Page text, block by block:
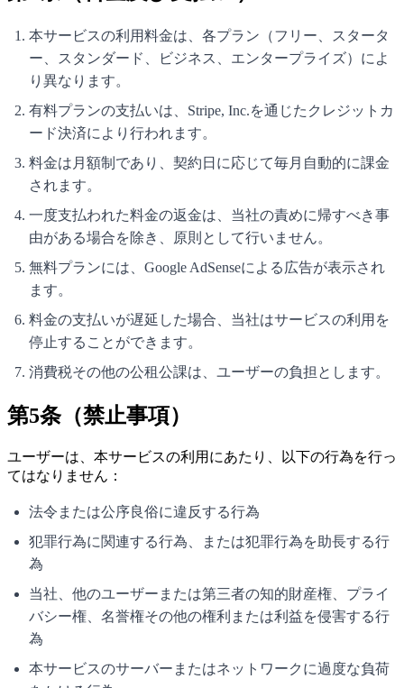
本サービスの利用料金は、各プラン（フリー、スタータ
ー、スタンダード、ビジネス、エンタープライズ）によ
り異なります。
有料プランの支払いは、Stripe, Inc.を通じたクレジットカ
ード決済により行われます。
料金は月額制であり、契約日に応じて毎月自動的に課金
されます。
一度支払われた料金の返金は、当社の責めに帰すべき事
由がある場合を除き、原則として行いません。
無料プランには、Google AdSenseによる広告が表示され
ます。
料金の支払いが遅延した場合、当社はサービスの利用を
停止することができます。
消費税その他の公租公課は、ユーザーの負担とします。
第5条（禁止事項）
ユーザーは、本サービスの利用にあたり、以下の行為を行っ
てはなりません：
法令または公序良俗に違反する行為
犯罪行為に関連する行為、または犯罪行為を助長する行
為
当社、他のユーザーまたは第三者の知的財産権、プライ
バシー権、名誉権その他の権利または利益を侵害する行
為
本サービスのサーバーまたはネットワークに過度な負荷